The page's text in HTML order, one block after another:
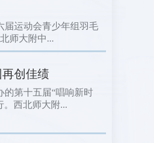
届运动会青少年组羽毛
师大附中...
创佳绩
的第十五届“唱响新时
。西北师大附...